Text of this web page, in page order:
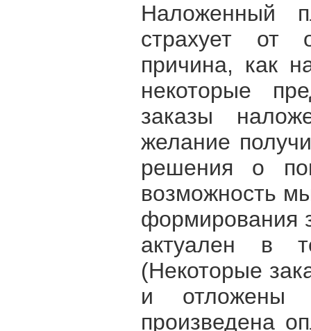
Наложенный
страхует от
причина, как
некоторые
заказы
желание
решения о
возможность
формирования
актуален в
(Некоторые
и отложены
произведена